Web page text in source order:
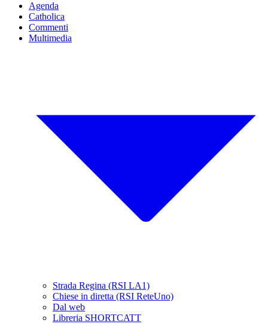
Agenda
Catholica
Commenti
Multimedia
Strada Regina (RSI LA1)
Chiese in diretta (RSI ReteUno)
Dal web
Libreria SHORTCATT